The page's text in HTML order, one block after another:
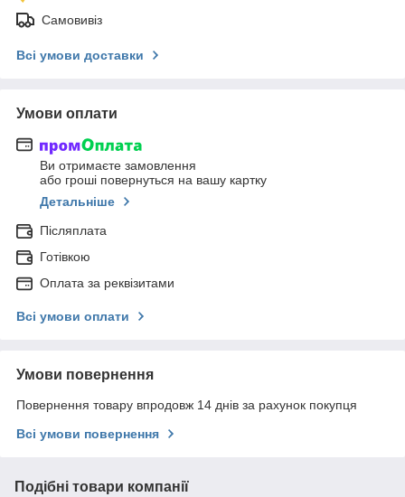
Самовивіз
Всі умови доставки
Умови оплати
Ви отримаєте замовлення
або гроші повернуться на вашу картку
Детальніше
Післяплата
Готівкою
Оплата за реквізитами
Всі умови оплати
Умови повернення
Повернення товару впродовж 14 днів за рахунок покупця
Всі умови повернення
Подібні товари компанії